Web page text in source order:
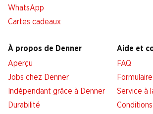
WhatsApp
Cartes cadeaux
À propos de Denner
Aperçu
Jobs chez Denner
Indépendant grâce à Denner
Durabilité
Aide et
FAQ
Service à